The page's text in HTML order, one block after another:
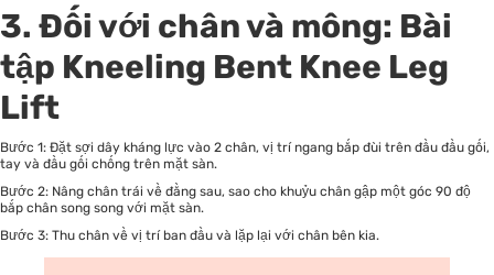
3. Đối với chân và mông: Bài
tập Kneeling Bent Knee Leg
Lift
Bước 1: Đặt sợi dây kháng lực vào 2 chân, vị trí ngang bắp đùi trên đầu đầu gối,
tay và đầu gối chống trên mặt sàn.
Bước 2: Nâng chân trái về đằng sau, sao cho khuỷu chân gập một góc 90 độ
bắp chân song song với mặt sàn.
Bước 3: Thu chân về vị trí ban đầu và lặp lại với chân bên kia.